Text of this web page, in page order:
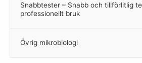
Snabbtester – Snabb och tillförlitlig
professionellt bruk
–
Övrig mikrobiologi
–